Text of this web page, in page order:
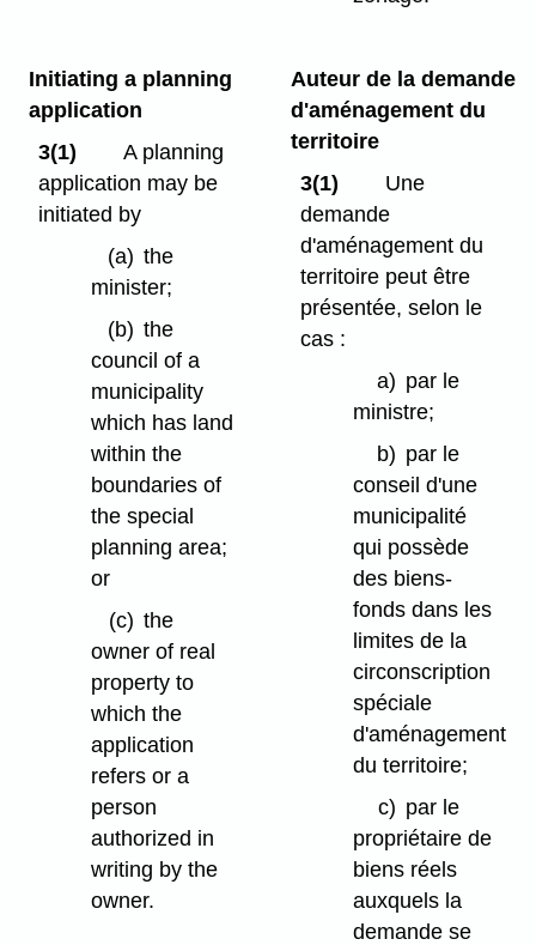
Initiating a planning
application
3(1)
A planning
application may be
initiated by
(a) the
minister;
(b) the
council of a
municipality
which has land
within the
boundaries of
the special
planning area;
or
(c) the
owner of real
property to
which the
application
refers or a
person
authorized in
writing by the
owner.
Auteur de la demande
d'aménagement du
territoire
3(1)
Une
demande
d'aménagement du
territoire peut être
présentée, selon le
cas :
a) par le
ministre;
b) par le
conseil d'une
municipalité
qui possède
des biens-
fonds dans les
limites de la
circonscription
spéciale
d'aménagement
du territoire;
c) par le
propriétaire de
biens réels
auxquels la
demande se